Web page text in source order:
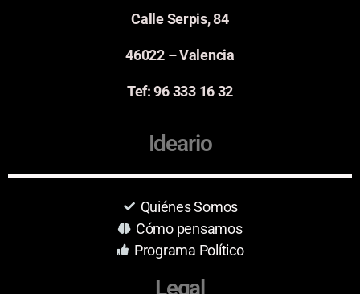
Calle Serpis, 84
46022 – Valencia
Tef: 96 333 16 32
Ideario
Quiénes Somos
Cómo pensamos
Programa Político
Legal